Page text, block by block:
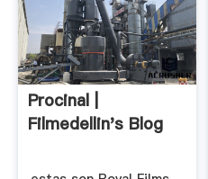
Procinal |
Filmedellin's Blog